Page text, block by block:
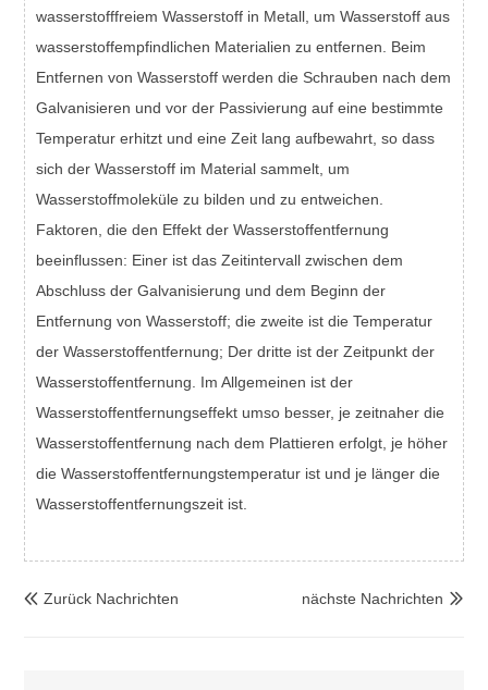
wasserstofffreiem Wasserstoff in Metall, um Wasserstoff aus
wasserstoffempfindlichen Materialien zu entfernen. Beim
Entfernen von Wasserstoff werden die Schrauben nach dem
Galvanisieren und vor der Passivierung auf eine bestimmte
Temperatur erhitzt und eine Zeit lang aufbewahrt, so dass
sich der Wasserstoff im Material sammelt, um
Wasserstoffmoleküle zu bilden und zu entweichen.
Faktoren, die den Effekt der Wasserstoffentfernung
beeinflussen: Einer ist das Zeitintervall zwischen dem
Abschluss der Galvanisierung und dem Beginn der
Entfernung von Wasserstoff; die zweite ist die Temperatur
der Wasserstoffentfernung; Der dritte ist der Zeitpunkt der
Wasserstoffentfernung. Im Allgemeinen ist der
Wasserstoffentfernungseffekt umso besser, je zeitnaher die
Wasserstoffentfernung nach dem Plattieren erfolgt, je höher
die Wasserstoffentfernungstemperatur ist und je länger die
Wasserstoffentfernungszeit ist.
 Zurück Nachrichten 
nächste Nachrichten